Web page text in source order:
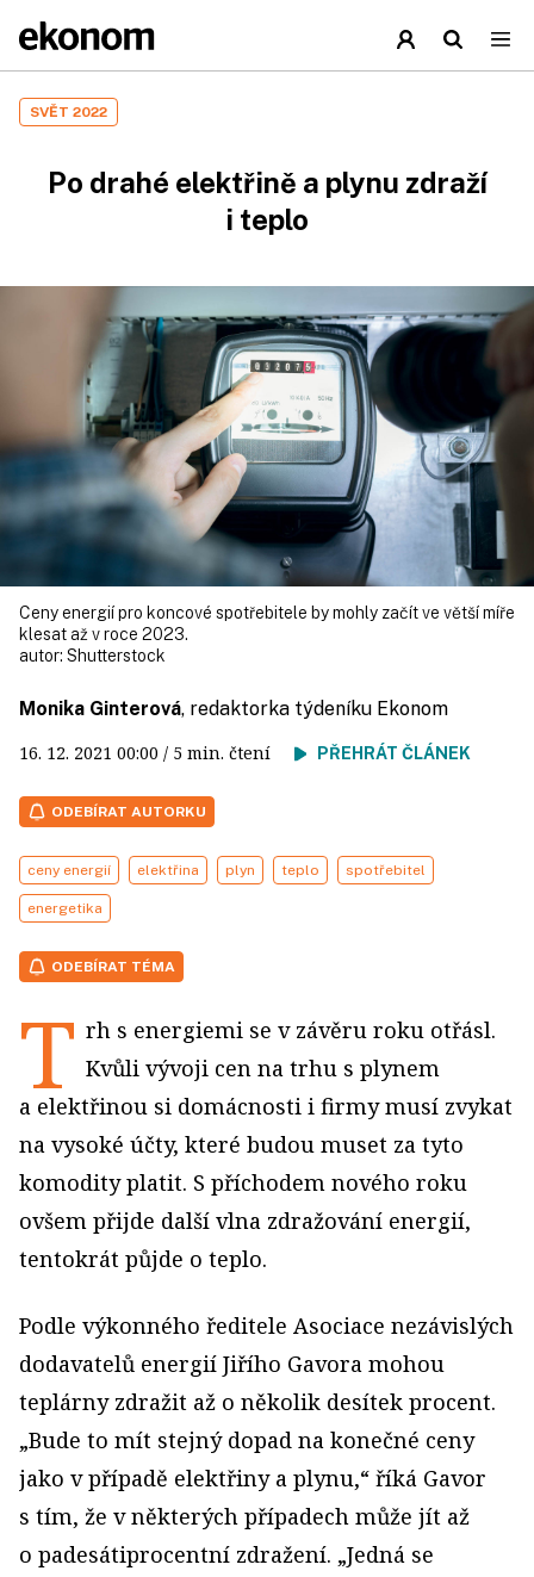
SVĚT 2022
Po drahé elektřině a plynu zdraží
i teplo
Ceny energií pro koncové spotřebitele by mohly začít ve větší míře
klesat až v roce 2023.
autor: Shutterstock
Monika Ginterová, redaktorka týdeníku Ekonom
16. 12. 2021 00:00 / 5 min. čtení PŘEHRÁT ČLÁNEK
ODEBÍRAT AUTORKU
ceny energií elektřina plyn teplo spotřebitel
energetika
ODEBÍRAT TÉMA
T rh s energiemi se v závěru roku otřásl.
Kvůli vývoji cen na trhu s plynem
a elektřinou si domácnosti i firmy musí zvykat
na vysoké účty, které budou muset za tyto
komodity platit. S příchodem nového roku
ovšem přijde další vlna zdražování energií,
tentokrát půjde o teplo.
Podle výkonného ředitele Asociace nezávislých
dodavatelů energií Jiřího Gavora mohou
teplárny zdražit až o několik desítek procent.
„Bude to mít stejný dopad na konečné ceny
jako v případě elektřiny a plynu,“ říká Gavor
s tím, že v některých případech může jít až
o padesátiprocentní zdražení. „Jedná se